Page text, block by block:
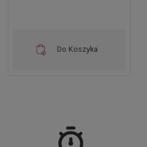
Do Koszyka